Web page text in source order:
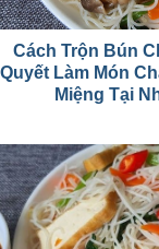
Cách Trộn Bún
Quyết Làm Món
Miệng Tại